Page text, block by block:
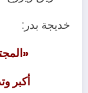
خديجة بدر:
أكبر